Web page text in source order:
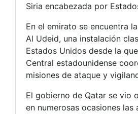
Siria encabezada por
En el emirato se encuentra
Al Udeid, una instalación
Estados Unidos desde la
Central estadounidense
misiones de ataque y
El gobierno de Qatar se vio
en numerosas ocasiones las